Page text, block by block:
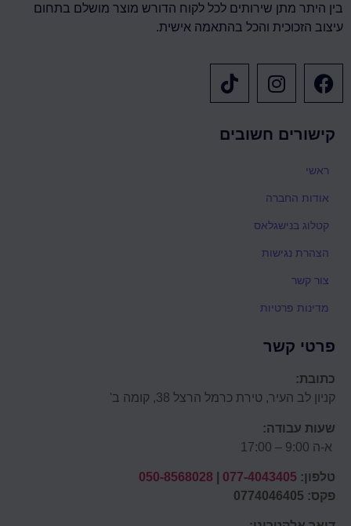
בין היתר מתן שירותים לכל לקוח הדורש מוצר מושלם בתחום
עיצוב הזכוכית והכל בהתאמה אישית.
קישורים חשובים
ראשי
אודות החברה
קטלוג בנישגלאס
הצהרת נגישות
צור קשר
מדינות פרטיות
פרטי קשר
כתובת:
קניון לב העיר, טירת כרמל הרצל 38, קומה ב'
שעות עבודה:
א-ה 9:00 – 17:00
טלפון: 077-4043405
050-8568028
פקס: 0774046405